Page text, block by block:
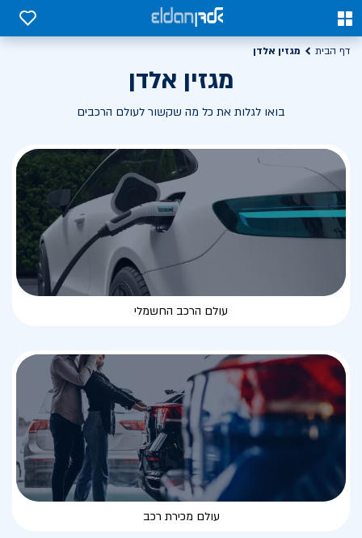
0
0
דף הבית מגזין אלדן
מגזין אלדן
בואו לגלות את כל מה שקשור לעולם הרכבים
עולם הרכב החשמלי
עולם מכירת רכב